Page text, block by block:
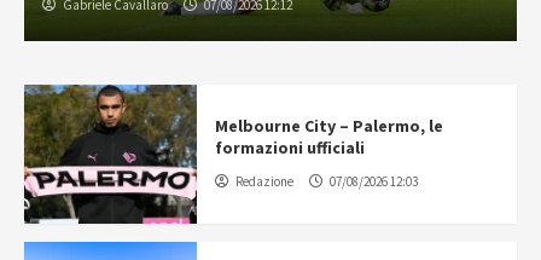
Gabriele Cavallaro 07/08/2026 12:12
Melbourne City – Palermo, le
formazioni ufficiali
Redazione 07/08/2026 12:03